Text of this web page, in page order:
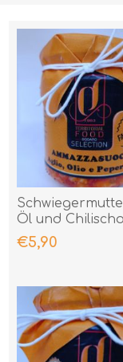
Öl und
190gr
€5,90